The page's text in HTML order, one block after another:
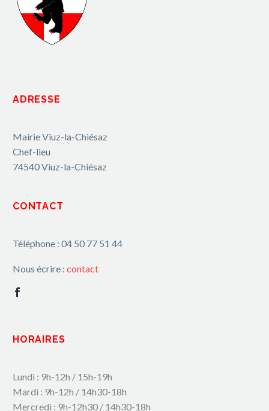
ADRESSE
Mairie Viuz-la-Chiésaz
Chef-lieu
74540 Viuz-la-Chiésaz
CONTACT
Téléphone : 04 50 77 51 44
Nous écrire : contact
HORAIRES
Lundi : 9h-12h / 15h-19h
Mardi : 9h-12h / 14h30-18h
Mercredi : 9h-12h30 / 14h30-18h